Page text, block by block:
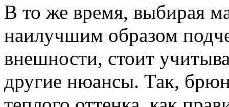
В то же время, выбирая
наилучшим образом
внешности, стоит
другие нюансы. Так,